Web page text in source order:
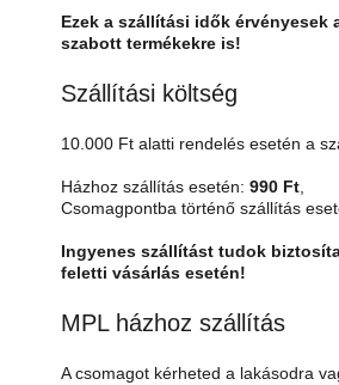
Ezek a szállítási idők érvényesek
szabott termékekre is!
Szállítási költség
10.000 Ft alatti rendelés esetén a
Házhoz szállítás esetén:990 Ft,
Csomagpontba történő szállítás
Ingyenes szállítást tudok
feletti vásárlás esetén!
MPL házhoz szállítás
A csomagot kérheted a lakásodra